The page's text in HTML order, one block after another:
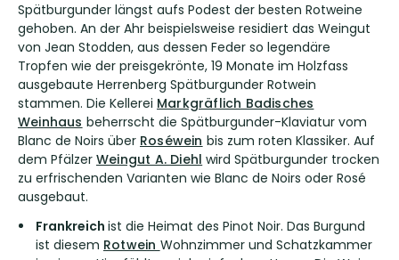
Spätburgunder längst aufs Podest der besten Rotweine
gehoben. An der Ahr beispielsweise residiert das Weingut
von Jean Stodden, aus dessen Feder so legendäre
Tropfen wie der preisgekrönte, 19 Monate im Holzfass
ausgebaute Herrenberg Spätburgunder Rotwein
stammen. Die Kellerei Markgräflich Badisches
Weinhaus beherrscht die Spätburgunder-Klaviatur vom
Blanc de Noirs über Roséwein bis zum roten Klassiker. Auf
dem Pfälzer Weingut A. Diehl wird Spätburgunder trocken
zu erfrischenden Varianten wie Blanc de Noirs oder Rosé
ausgebaut.
Frankreich ist die Heimat des Pinot Noir. Das Burgund
ist diesem Rotwein Wohnzimmer und Schatzkammer